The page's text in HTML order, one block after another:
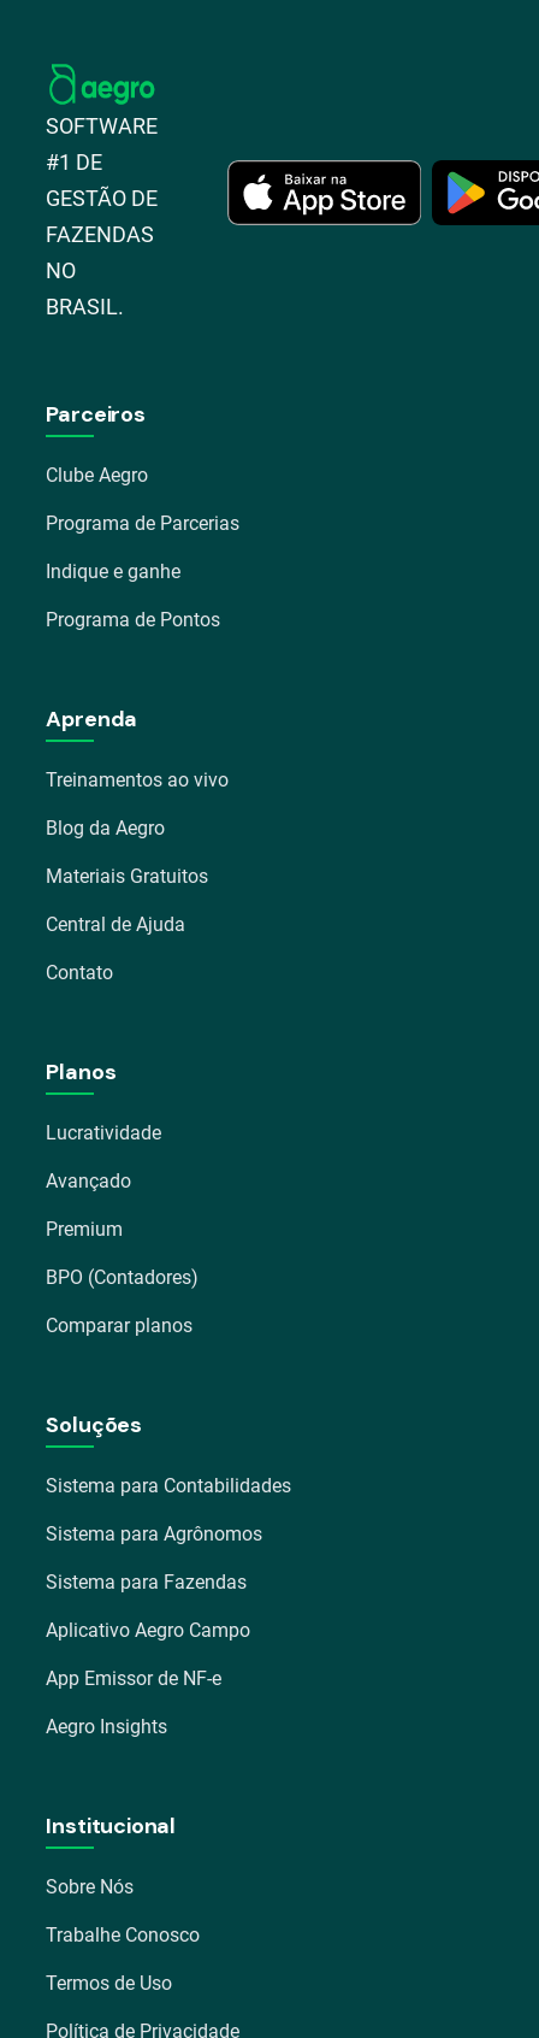
SOFTWARE
#1 DE
GESTÃO DE
FAZENDAS
NO
BRASIL.
Parceiros
Clube Aegro
Programa de Parcerias
Indique e ganhe
Programa de Pontos
Aprenda
Treinamentos ao vivo
Blog da Aegro
Materiais Gratuitos
Central de Ajuda
Contato
Planos
Lucratividade
Avançado
Premium
BPO (Contadores)
Comparar planos
Soluções
Sistema para Contabilidades
Sistema para Agrônomos
Sistema para Fazendas
Aplicativo Aegro Campo
App Emissor de NF-e
Aegro Insights
Institucional
Sobre Nós
Trabalhe Conosco
Termos de Uso
Política de Privacidade